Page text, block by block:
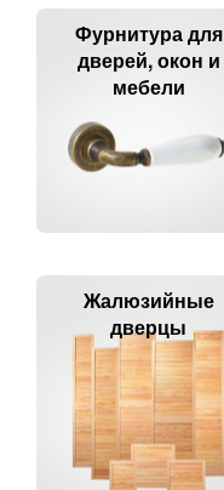
Фурнитура для
дверей, окон и
мебели
Жалюзийные
дверцы